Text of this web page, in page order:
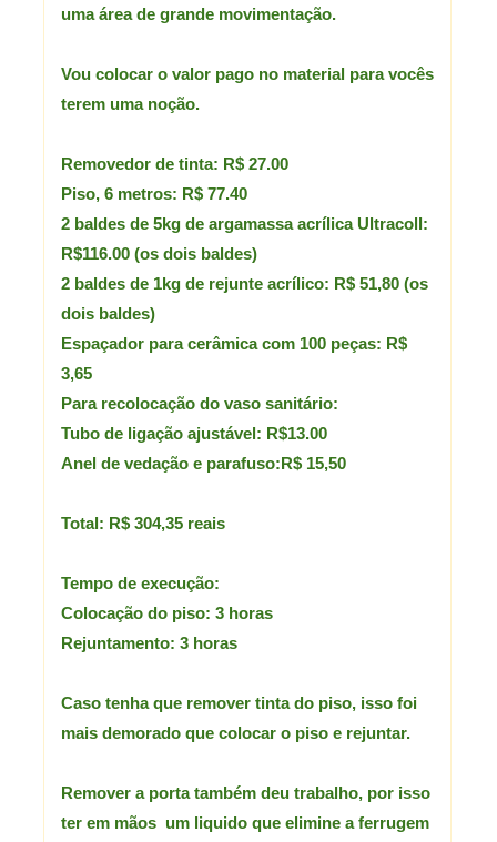
uma área de grande movimentação.
Vou colocar o valor pago no material para vocês
terem uma noção.
Removedor de tinta: R$ 27.00
Piso, 6 metros: R$ 77.40
2 baldes de 5kg de argamassa acrílica Ultracoll:
R$116.00 (os dois baldes)
2 baldes de 1kg de rejunte acrílico: R$ 51,80 (os
dois baldes)
Espaçador para cerâmica com 100 peças: R$
3,65
Para recolocação do vaso sanitário:
Tubo de ligação ajustável: R$13.00
Anel de vedação e parafuso:R$ 15,50
Total: R$ 304,35 reais
Tempo de execução:
Colocação do piso: 3 horas
Rejuntamento: 3 horas
Caso tenha que remover tinta do piso, isso foi
mais demorado que colocar o piso e rejuntar.
Remover a porta também deu trabalho, por isso
ter em mãos um liquido que elimine a ferrugem